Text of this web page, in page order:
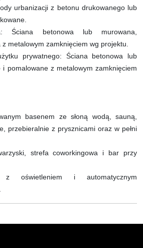
urbanizacji z betonu drukowanego lub
Ściana betonowa lub murowana,
metalowym zamknięciem wg projektu.
prywatnego: Ściana betonowa lub
i pomalowane z metalowym zamknięciem
basenem ze słoną wodą, sauną,
przebieralnie z prysznicami oraz w pełni
strefa coworkingowa i bar przy
z oświetleniem i automatycznym